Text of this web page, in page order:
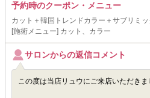
予約時のクーポン・メニュー
カット＋韓国トレンドカラー＋サブリミ
[施術メニュー] カット、カラー
サロンからの返信コメント
この度は当店リュウにご来店いただき